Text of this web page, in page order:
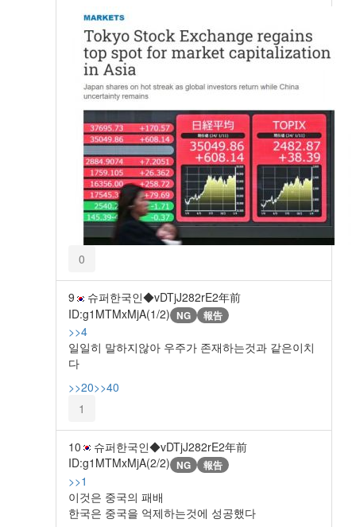
0
9 슈퍼한국인◆vDTjJ282rE2年前
ID:g1MTMxMjA(1/2) NG 報告
>>4
일일히 말하지않아 우주가 존재하는것과 같은이치
다
>>20>>40
1
10 슈퍼한국인◆vDTjJ282rE2年前
ID:g1MTMxMjA(2/2) NG 報告
>>1
이것은 중국의 패배
한국은 중국을 억제하는것에 성공했다